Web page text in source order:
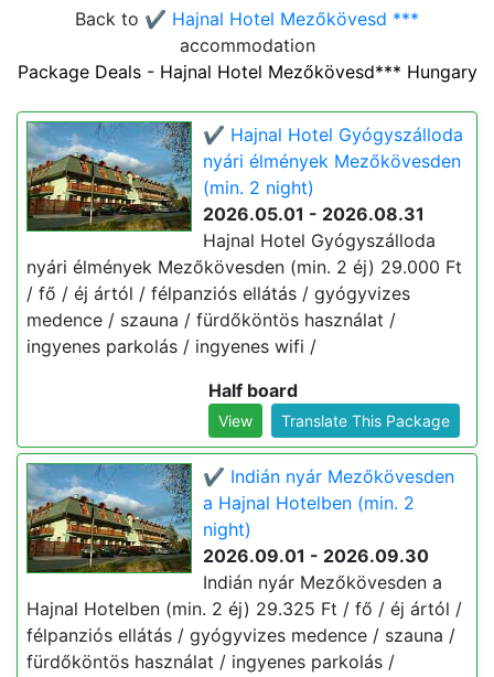
Back to ✔️ Hajnal Hotel Mezőkövesd ***
accommodation
Package Deals - Hajnal Hotel Mezőkövesd*** Hungary
✔️ Hajnal Hotel Gyógyszálloda
nyári élmények Mezőkövesden
(min. 2 night)
2026.05.01 - 2026.08.31
Hajnal Hotel Gyógyszálloda
nyári élmények Mezőkövesden (min. 2 éj) 29.000 Ft
/ fő / éj ártól / félpanziós ellátás / gyógyvizes
medence / szauna / fürdőköntös használat /
ingyenes parkolás / ingyenes wifi /
Half board
View Translate This Package
✔️ Indián nyár Mezőkövesden
a Hajnal Hotelben (min. 2
night)
2026.09.01 - 2026.09.30
Indián nyár Mezőkövesden a
Hajnal Hotelben (min. 2 éj) 29.325 Ft / fő / éj ártól /
félpanziós ellátás / gyógyvizes medence / szauna /
fürdőköntös használat / ingyenes parkolás /